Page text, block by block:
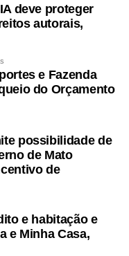
deve proteger
autorais,
e Fazenda
do Orçamento
possibilidade de
de Mato
de
e habitação e
e Minha Casa,